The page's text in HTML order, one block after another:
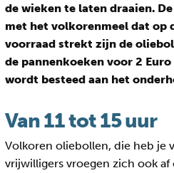
de wieken te laten draaien.
met het volkorenmeel dat op
voorraad strekt zijn de
de pannenkoeken voor 2
wordt besteed aan het
Van 11 tot 15 uur
Volkoren oliebollen, die heb je
vrijwilligers vroegen zich ook